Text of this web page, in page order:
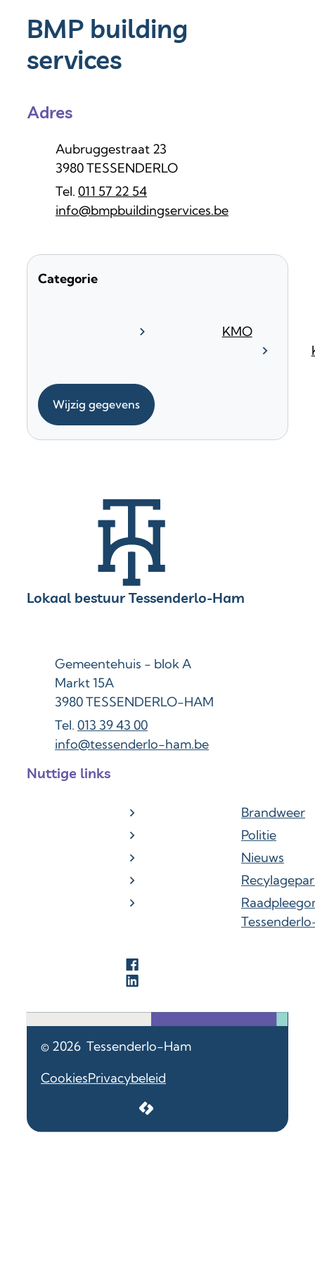
BMP building
services
Adres
AdresAubruggestraat 23
,3980TESSENDERLO
011 57 22 54
E-mailinfo@bmpbuildingservices.be
Categorie
KMO
Wijzig gegevens
Contact & openingsuren
Lokaal bestuur Tessenderlo-Ham
AdresGemeentehuis - blok A
Markt 15A
,3980TESSENDERLO-HAM
013 39 43 00
E-mailinfo@tessenderlo-ham.be
Nuttige links
Brandweer
Politie
Nieuws
© 2026 Tessenderlo-Ham
CookiesPrivacybeleid